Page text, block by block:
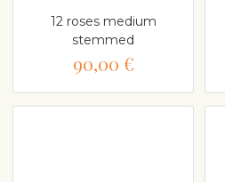
12 roses medium
stemmed
90,00 €